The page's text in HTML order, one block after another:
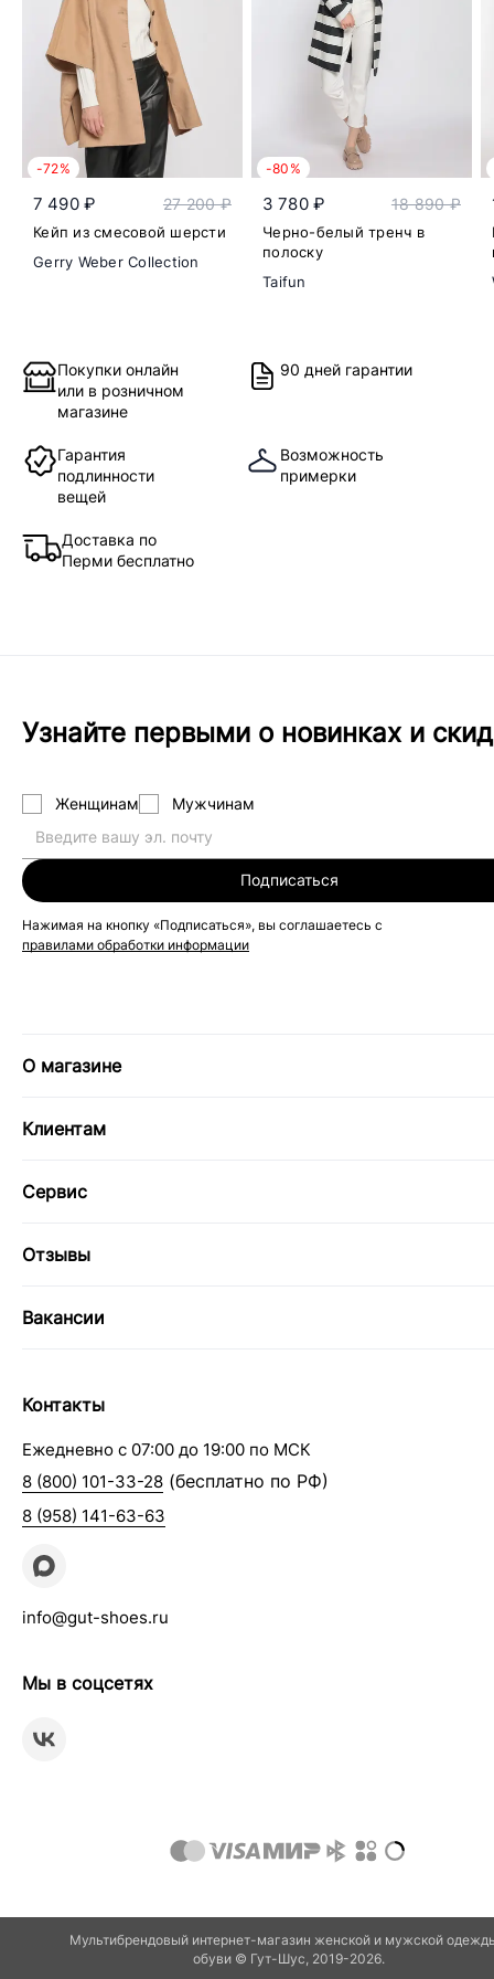
-72%
7 490 ₽ 27 200 ₽
Кейп из смесовой шерсти
Gerry Weber Collection
-80%
3 780 ₽ 18 890 ₽
Черно-белый тренч в
полоску
Taifun
Покупки онлайн
или в розничном
магазине
90 дней гарантии
Гарантия
подлинности
вещей
Возможность
примерки
Доставка по
Перми бесплатно
Узнайте первыми о новинках и
Женщинам Мужчинам
Подписаться
Нажимая на кнопку «Подписаться», вы соглашаетесь с
правилами обработки информации
О магазине
Клиентам
Сервис
Отзывы
Вакансии
Контакты
Ежедневно с 07:00 до 19:00 по МСК
8 (800) 101-33-28 (бесплатно по РФ)
8 (958) 141-63-63
info@gut-shoes.ru
Мы в соцсетях
Мультибрендовый интернет-магазин женской и мужской
обуви © Гут-Шуc, 2019-2026.